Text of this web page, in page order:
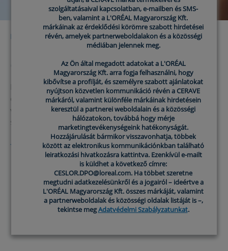
MIÉRT CERAMIDOK?
Minden CeraVe termék 3 alapvető
ceramidot tartalmaz
Minden Cerave bőrápoló termék három alapvető
ceramidot tartalmaz, amelyek támogatják a bőr
védőrétegét, így biztosítva a nedvesség be- és a
szennyeződések kizárását.
Tudj meg többet a ceramidokról >
Vásárlóink kedvencei
szolgáltatásaival kapcsolatban, e-mailben és SMS-
ben, valamint a L'ORÉAL Magyarország Kft.
márkáinak az érdeklődési körömre szabott hirdetései
révén, amelyek partnerweboldalakon és a közösségi
médiában jelennek meg.
Az Ön által megadott adatokat a L'ORÉAL
Magyarország Kft. arra fogja felhasználni, hogy
kibővítse a profilját, és személyre szabott ajánlatokat
nyújtson közvetlen kommunikáció révén a CERAVE
márkáról, valamint különféle márkáinak hirdetésein
keresztül a partnerei weboldalain és a közösségi
hálózatokon, továbbá hogy mérje
marketingtevékenységeink hatékonyságát.
Hozzájárulását bármikor visszavonhatja, többek
között az elektronikus kommunikációnkban található
leiratkozási hivatkozásra kattintva. Ezenkívül e-mailt
is küldhet a következő címre:
CESLOR.DPO@loreal.com. Ha többet szeretne
megtudni adatkezelésünkről és a jogairól – ideértve a
L'ORÉAL Magyarország Kft. összes márkáját, valamint
a partnerweboldalak és közösségi oldalak listáját is –,
tekintse megAdatvédelmi Szabályzatunkat.
szolgáltatásaival kapcsolatban, e-mailben és SMS-
ben, valamint a L'ORÉAL Magyarország Kft.
márkáinak az érdeklődési körömre szabott hirdetései
révén, amelyek partnerweboldalakon és a közösségi
médiában jelennek meg.
Az Ön által megadott adatokat a L'ORÉAL
Magyarország Kft. arra fogja felhasználni, hogy
kibővítse a profilját, és személyre szabott ajánlatokat
nyújtson közvetlen kommunikáció révén a CERAVE
márkáról, valamint különféle márkáinak hirdetésein
keresztül a partnerei weboldalain és a közösségi
hálózatokon, továbbá hogy mérje
marketingtevékenységeink hatékonyságát.
Hozzájárulását bármikor visszavonhatja, többek
között az elektronikus kommunikációnkban található
leiratkozási hivatkozásra kattintva. Ezenkívül e-mailt
is küldhet a következő címre:
CESLOR.DPO@loreal.com. Ha többet szeretne
megtudni adatkezelésünkről és a jogairól – ideértve a
L'ORÉAL Magyarország Kft. összes márkáját, valamint
a partnerweboldalak és közösségi oldalak listáját is –,
tekintse megAdatvédelmi Szabályzatunkat.